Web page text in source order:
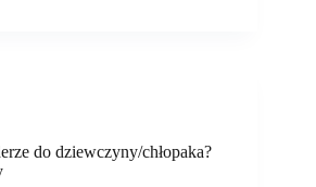
do dziewczyny/chłopaka?